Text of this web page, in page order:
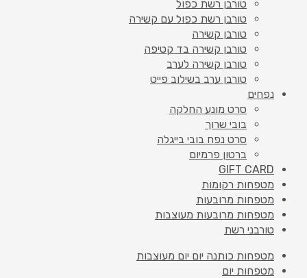
טורבן רשת כפול
טורבן רשת כפול עם קשירה
טורבן קשירה
טורבן קשירה בד קטיפה
טורבן קשירה לערב
טורבן ערב בשילוב פייט
נפחים
סרט מונע החלקה
בובי שרוך
סרט נפח בובי בייגלה
ברטון פרמיום
GIFT CARD
מטפחות רקומות
מטפחות מרובעות
מטפחות מרובעות מעוצבות
טורבני רשת
מטפחות כותנה יום יום מעוצבות
מטפחות יום